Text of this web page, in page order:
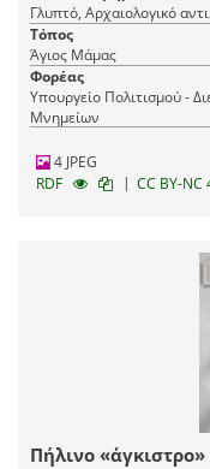
Γλυπτό, Αρχαιολογικό
Τόπος
Άγιος Μάμας
Φορέας
Υπουργείο Πολιτισμού -
Μνημείων
4 JPEG
RDF
| CC BY-NC
Πήλινο «άγκιστρο»